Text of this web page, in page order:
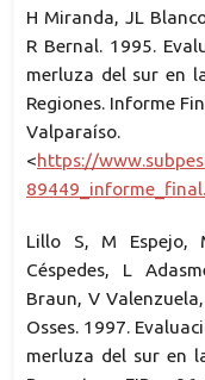
H Miranda, JL
R Bernal. 1995.
merluza del sur en
Regiones. Informe
Valparaíso.
<https://
Lillo S, M Espejo,
Céspedes, L
Braun, V
Osses. 1997.
merluza del sur en